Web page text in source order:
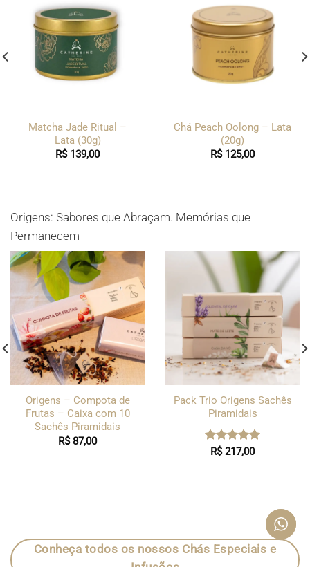
Matcha Jade Ritual –
Lata (30g)
R$139,00
Chá Peach Oolong – Lata
(20g)
R$125,00
Origens: Sabores que Abraçam. Memórias que
Permanecem
Origens – Compota de
Frutas – Caixa com 10
Sachês Piramidais
R$87,00
Pack Trio Origens Sachês
Piramidais
Avaliação
R$217,00
Conheça todos os nossos Chás Especiais e